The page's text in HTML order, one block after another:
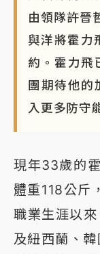
由領隊許晉
與洋將霍力
約。霍力飛
團期待他的
入更多防守
現年33歲的
體重118公斤
職業生涯以
及紐西蘭、